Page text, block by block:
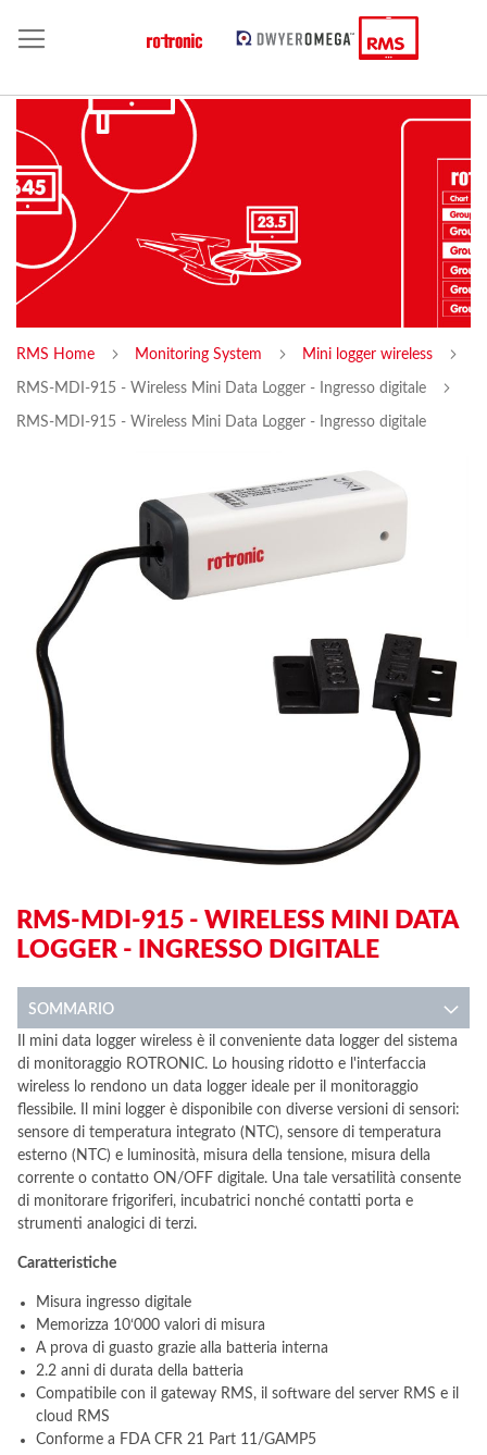
RMS Home Monitoring System Mini logger wireless
RMS-MDI-915 - Wireless Mini Data Logger - Ingresso digitale
RMS-MDI-915 - Wireless Mini Data Logger - Ingresso digitale
RMS-MDI-915 - WIRELESS MINI DATA
LOGGER - INGRESSO DIGITALE
SOMMARIO
Il mini data logger wireless è il conveniente data logger del sistema
di monitoraggio ROTRONIC. Lo housing ridotto e l'interfaccia
wireless lo rendono un data logger ideale per il monitoraggio
flessibile. Il mini logger è disponibile con diverse versioni di sensori:
sensore di temperatura integrato (NTC), sensore di temperatura
esterno (NTC) e luminosità, misura della tensione, misura della
corrente o contatto ON/OFF digitale. Una tale versatilità consente
di monitorare frigoriferi, incubatrici nonché contatti porta e
strumenti analogici di terzi.
Caratteristiche
Misura ingresso digitale
Memorizza 10‘000 valori di misura
A prova di guasto grazie alla batteria interna
2.2 anni di durata della batteria
Compatibile con il gateway RMS, il software del server RMS e il
cloud RMS
Conforme a FDA CFR 21 Part 11/GAMP5
images
gallery